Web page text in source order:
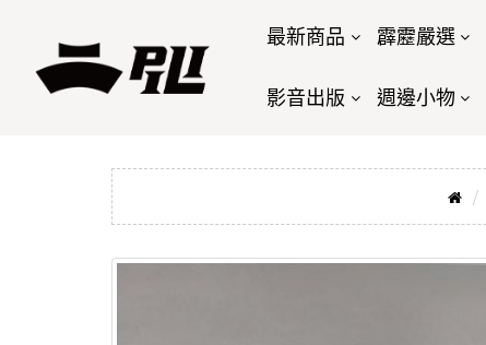
最新商品 霹靂嚴選
影音出版 週邊小物